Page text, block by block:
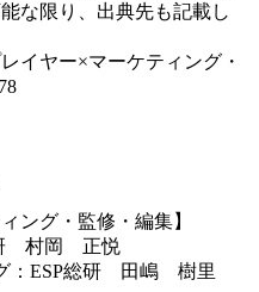
な限り、出典先も記載し
イヤー×マーケティング・
ング・監修・編集】
研 村岡 正悦
：ESP総研 田嶋 樹里